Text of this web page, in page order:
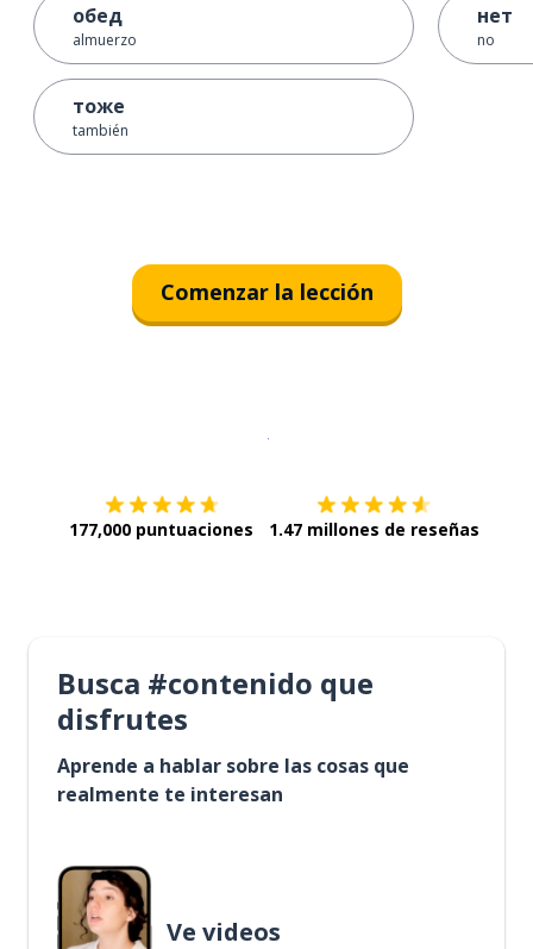
обед
almuerzo
тоже
también
нет
no
Comenzar la lección
177,000 puntuaciones 1.47 millones de reseñas
Busca #contenido que
disfrutes
Aprende a hablar sobre las cosas que
realmente te interesan
Ve videos